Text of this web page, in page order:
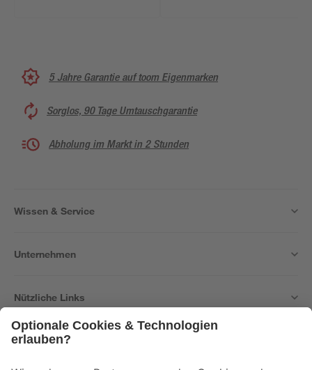
5 Jahre Garantie auf toom Eigenmarken
Sorglos, 90 Tage Umtauschgarantie
Abholung im Markt in 2 Stunden
Wissen & Service
Unternehmen
Nützliche Links